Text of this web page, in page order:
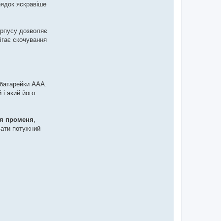
яскравіше
дозволяє
скочування
ААА.
який його
променя
потужний